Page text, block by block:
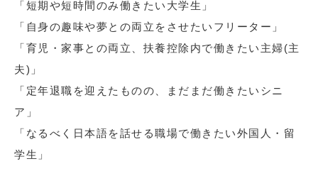
「短期や短時間のみ働きたい大学生」
「自身の趣味や夢との両立をさせたいフリーター」
「育児・家事との両立、扶養控除内で働きたい主婦(主
夫)」
「定年退職を迎えたものの、まだまだ働きたいシニ
ア」
「なるべく日本語を話せる職場で働きたい外国人・留
学生」